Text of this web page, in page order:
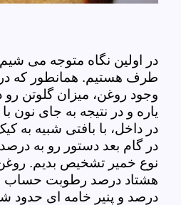
در اولین نگاه متوجه می
طرف هستیم. همانطور که در
وجود روغن، میزان گلوتن رو
یاره و در نتیجه به جای
در داخل، با بافتی شبیه به
در گام بعد دستور رو به درصد
نوع خمیر تشخیص بدیم.
هشتاد درصد رطوبت حساب
درصد و پنیر خامه ای